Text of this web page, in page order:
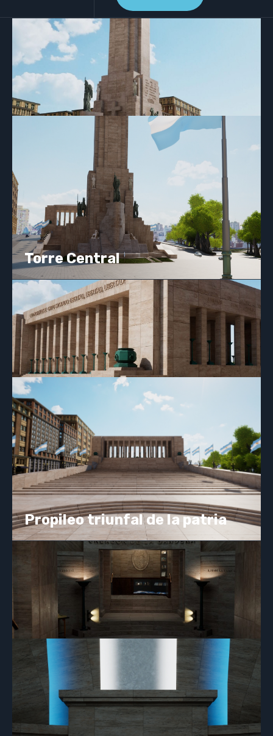
Torre Central
Propileo triunfal de la patria